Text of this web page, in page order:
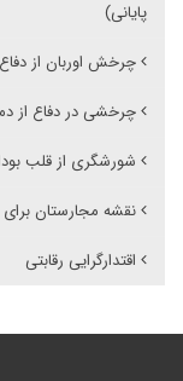
پایانی)
چرخش اوربان از
چرخشی در دفاع از
شورشگری از قلب
نقشه مجارستان برای
اقتدارگرایی رقابتی